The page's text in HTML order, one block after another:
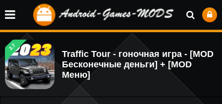
3.7
Traffic Tour - гоночная игра - [MOD
Бесконечные деньги] + [MOD
Меню]